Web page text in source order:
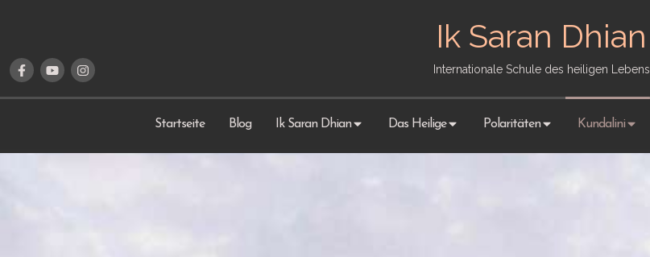
Ik Saran Dhian
Internationale Schule des heiligen Lebens
Startseite Blog Ik Saran Dhian Das Heilige Polaritäten Kundalini